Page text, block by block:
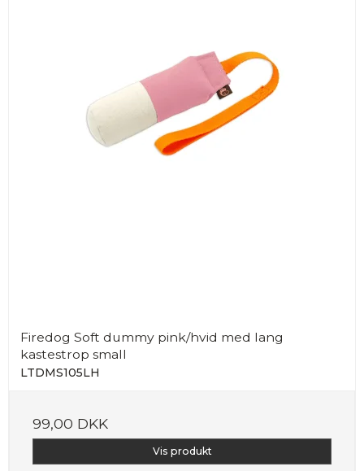
Firedog Soft dummy pink/hvid med lang
kastestrop small
LTDMS105LH
99,00 DKK
Vis produkt